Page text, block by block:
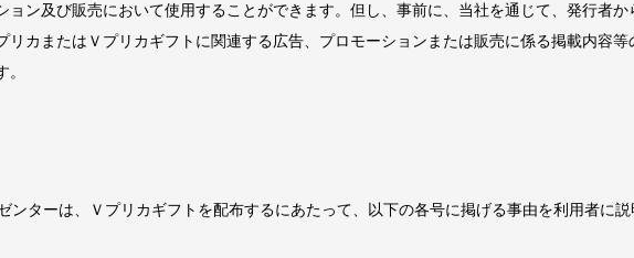
ョン及び販売において使用することができます。但し、事前に、当社を通じて、発行者か
リカまたはＶプリカギフトに関連する広告、プロモーションまたは販売に係る掲載内容等
ンターは、Ｖプリカギフトを配布するにあたって、以下の各号に掲げる事由を利用者に